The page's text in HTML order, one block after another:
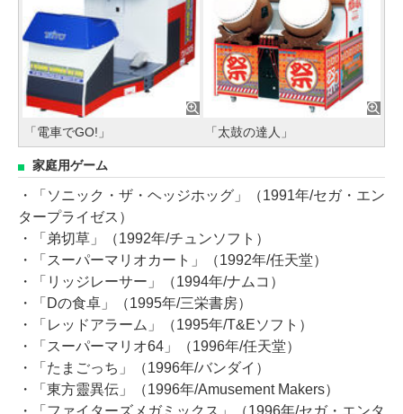
「電車でGO!」 「太鼓の達人」
家庭用ゲーム
・「ソニック・ザ・ヘッジホッグ」（1991年/セガ・エン
タープライゼス）
・「弟切草」（1992年/チュンソフト）
・「スーパーマリオカート」（1992年/任天堂）
・「リッジレーサー」（1994年/ナムコ）
・「Dの食卓」（1995年/三栄書房）
・「レッドアラーム」（1995年/T&Eソフト）
・「スーパーマリオ64」（1996年/任天堂）
・「たまごっち」（1996年/バンダイ）
・「東方靈異伝」（1996年/Amusement Makers）
・「ファイターズメガミックス」（1996年/セガ・エンタ